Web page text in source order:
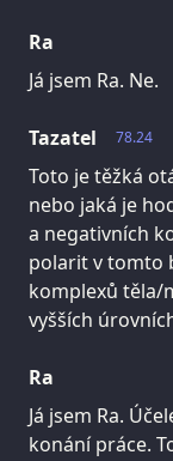
Ra
Já jsem Ra. Ne.
78.24
Tazatel
Toto je těžká
nebo jaká je
a negativních
polarit v tomto
komplexů těla/
vyšších
Ra
Já jsem Ra.
konání práce.